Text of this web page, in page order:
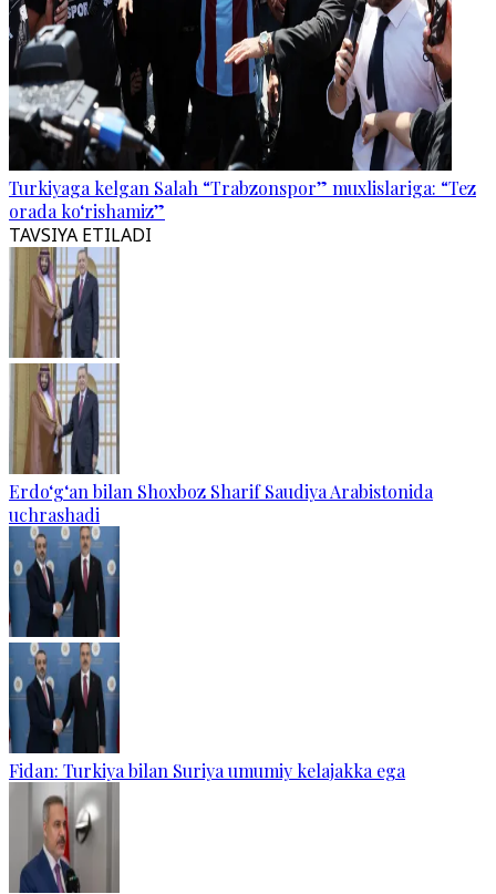
Turkiyaga kelgan Salah “Trabzonspor” muxlislariga: “Tez
orada ko‘rishamiz”
TAVSIYA ETILADI
Erdo‘g‘an bilan Shoxboz Sharif Saudiya Arabistonida
uchrashadi
Fidan: Turkiya bilan Suriya umumiy kelajakka ega